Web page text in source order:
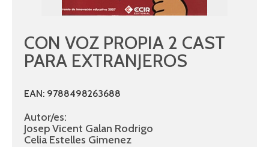
CON VOZ PROPIA 2 CAST
PARA EXTRANJEROS
EAN: 9788498263688
Autor/es:
Josep Vicent Galan Rodrigo
Celia Estelles Gimenez